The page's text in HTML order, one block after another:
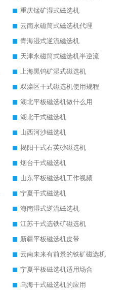
重庆锰矿湿式磁选机
云南永磁筒式磁选机代理
青海湿式逆流磁选机
天津永磁筒式磁选机半逆流
上海黑钨矿湿式磁选机
双滦区干式磁选机使用规程
湖北平板磁选机做什么用
湖北干式磁选机
山西河沙磁选机
揭阳干式石英砂磁选机
烟台干式磁选机
山东平板磁选机工作视频
宁夏干式磁选机
海南湿式逆流磁选机
江苏干式选铁矿磁选机
新疆平板磁选机皮带
云南未来有前景的铁矿磁选机
宁夏平板磁选机适用场合
乌海干式磁选机的应用